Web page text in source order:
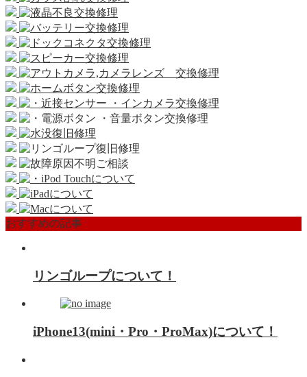
おすすめの記事
リンゴループについて！
iPhone13(mini・Pro・ProMax)について！